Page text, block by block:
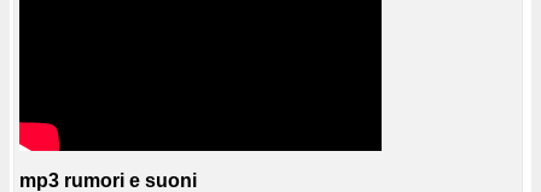
mp3 rumori e suoni